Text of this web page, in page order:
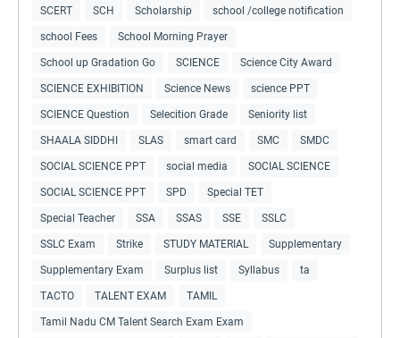
SCERT SCH Scholarship school /college notification
school Fees School Morning Prayer
School up Gradation Go SCIENCE Science City Award
SCIENCE EXHIBITION Science News science PPT
SCIENCE Question Selecition Grade Seniority list
SHAALA SIDDHI SLAS smart card SMC SMDC
SOCIAL SCIENCE PPT social media SOCIAL SCIENCE
SOCIAL SCIENCE PPT SPD Special TET
Special Teacher SSA SSAS SSE SSLC
SSLC Exam Strike STUDY MATERIAL Supplementary
Supplementary Exam Surplus list Syllabus ta
TACTO TALENT EXAM TAMIL
Tamil Nadu CM Talent Search Exam Exam